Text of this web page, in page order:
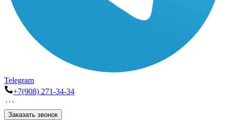
Telegram
+7(908) 271-34-34
Заказать звонок